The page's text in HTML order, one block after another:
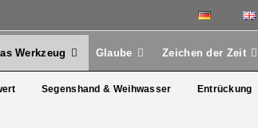
Werkzeug Glaube Zeichen der Zeit
Segen­s­hand & Wei­h­wass­er Entrück­ung